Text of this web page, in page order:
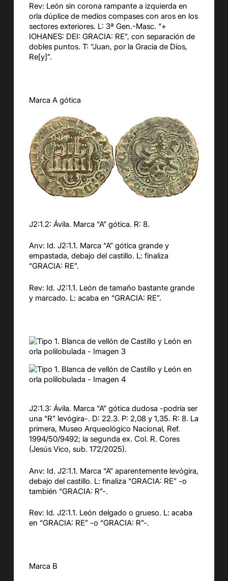
Rev: León sin corona rampante a izquierda en
orla dúplice de medios compases con aros en los
sectores exteriores. L: 3ª Gen.-Masc. “+
IOHANES: DEI: GRACIA: RE”, con separación de
dobles puntos. T: “Juan, por la Gracia de Dios,
Re[y]”.
Marca A gótica
J2:1.2: Ávila. Marca “A” gótica. R: 8.
Anv: Id. J2:1.1. Marca “A” gótica grande y
empastada, debajo del castillo. L: finaliza
“GRACIA: RE”.
Rev: Id. J2:1.1. León de tamaño bastante grande
y marcado. L: acaba en “GRACIA: RE”.
J2:1.3: Ávila. Marca “A” gótica dudosa -podría ser
una “R” levógira-. D: 22.3. P: 2,08 y 1,35. R: 8. La
primera, Museo Arqueológico Nacional, Ref.
1994/50/9492; la segunda ex. Col. R. Cores
(Jesús Vico, sub. 172/2025).
Anv: Id. J2:1.1. Marca “A” aparentemente levógira,
debajo del castillo. L: finaliza “GRACIA: RE” -o
también “GRACIA: R”-.
Rev: Id. J2:1.1. León delgado o grueso. L: acaba
en “GRACIA: RE” -o “GRACIA: R”-.
Marca B